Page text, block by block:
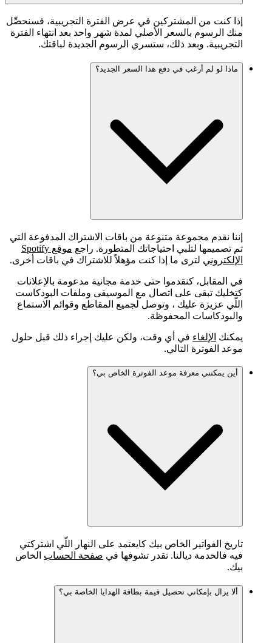
إذا كنت من المشتركين في عرض الفترة التجريبية، فسنحصِّل
منك الرسوم بالسعر الأصلي لمدة شهر واحد بعد انتهاء الفترة
التجريبية. وبعد ذلك، ستسري الرسوم الجديدة لباقتك.
ماذا لو لم أرغب في دفع هذا السعر الجديد؟
إننا نقدم مجموعة متنوعة من باقات الاشتراك المدفوعة التي
تم تصميمها لتلبي احتياجاتك المتطورة. راجع
موقع Spotify
الإلكتروني لترى ما إذا كنت مؤهلاً للاشتراك في باقات أخرى.
في المقابل، كنقدموا حتى خدمة مجانية مدعومة بالإعلانات
كتخليك تبقى على اتصال مع الموسيقى وملفات البودكاست
اللّي عزيزة عليك ، وتوصل لجميع المقاطع وقوائم الاستماع
والبودكاسات المحفوظة.
يمكنك الإلغاء في أي وقت، ولكن عليك إجراء ذلك قبل حلول
موعد الفوترة التالي.
أين يمكنني معرفة موعد الفوترة الخاص بي؟
تاريخ الفواتير الخاص بيك كايعتمد على النهار اللّي اشتركتي
فيه فالخدمة ديالنا. تقدر تشوفها في صفحة الحساب الخاص
بيك.
ألا يزال بإمكاني تحصيل قيمة بطاقة الهدايا الخاصة بي؟